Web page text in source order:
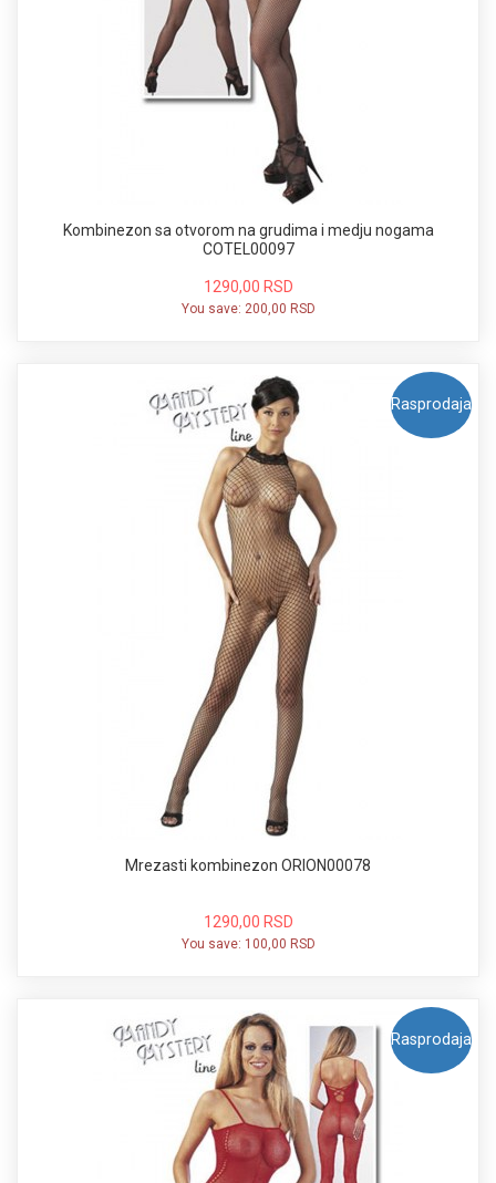
Kombinezon sa otvorom na grudima i medju nogama
COTEL00097
1290,00 RSD
You save: 200,00 RSD
Rasprodaja
Mrezasti kombinezon ORION00078
1290,00 RSD
You save: 100,00 RSD
Rasprodaja